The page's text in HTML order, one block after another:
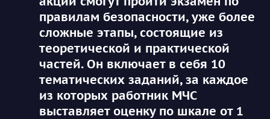
правилам безопасности, уже более
сложные этапы, состоящие из
теоретической и практической
частей. Он включает в себя 10
тематических заданий, за каждое
из которых работник МЧС
выставляет оценку по шкале от 1